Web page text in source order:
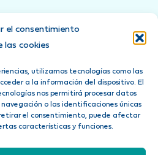
el consentimiento
las cookies
utilizamos tecnologías como las
a la información del dispositivo. El
nos permitirá procesar datos
o las identificaciones únicas
el consentimiento, puede afectar
características y funciones.
con tu compañía de seguros
24 horas